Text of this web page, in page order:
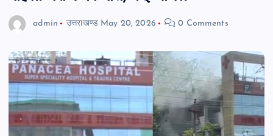
admin उत्तराखण्ड May 20, 2026 0 Comments